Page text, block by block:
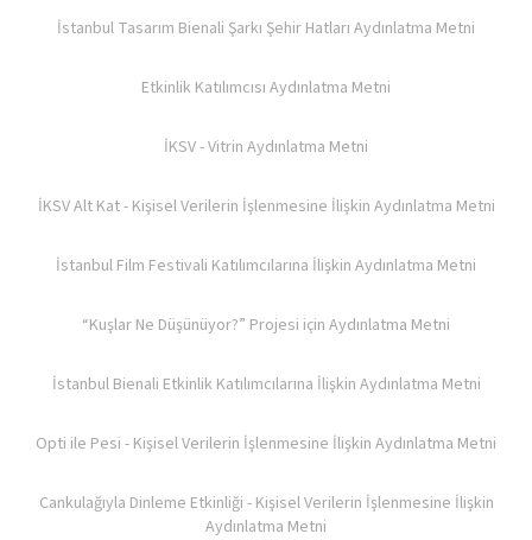
İstanbul Tasarım Bienali Şarkı Şehir Hatları Aydınlatma Metni
Etkinlik Katılımcısı Aydınlatma Metni
İKSV - Vitrin Aydınlatma Metni
İKSV Alt Kat - Kişisel Verilerin İşlenmesine İlişkin Aydınlatma Metni
İstanbul Film Festivali Katılımcılarına İlişkin Aydınlatma Metni
“Kuşlar Ne Düşünüyor?” Projesi için Aydınlatma Metni
İstanbul Bienali Etkinlik Katılımcılarına İlişkin Aydınlatma Metni
Opti ile Pesi - Kişisel Verilerin İşlenmesine İlişkin Aydınlatma Metni
Cankulağıyla Dinleme Etkinliği - Kişisel Verilerin İşlenmesine İlişkin
Aydınlatma Metni